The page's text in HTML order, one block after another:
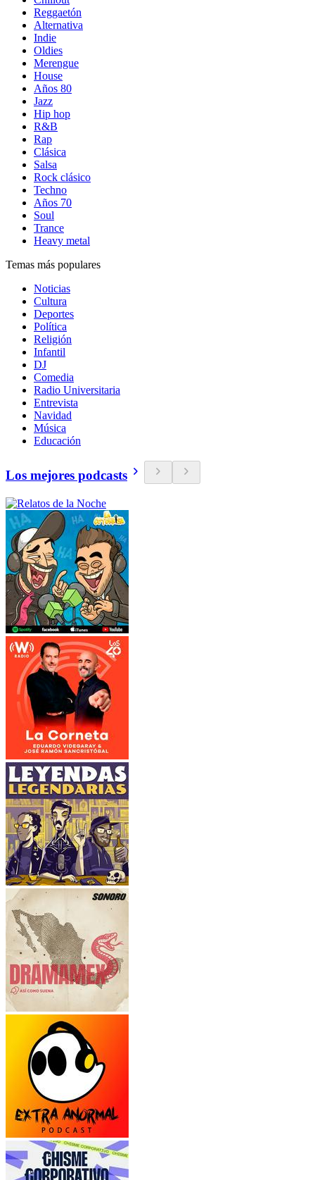
Reggaetón
Alternativa
Indie
Oldies
Merengue
House
Años 80
Jazz
Hip hop
R&B
Rap
Clásica
Salsa
Rock clásico
Techno
Años 70
Soul
Trance
Heavy metal
Temas más populares
Noticias
Cultura
Deportes
Política
Religión
Infantil
DJ
Comedia
Radio Universitaria
Entrevista
Navidad
Música
Educación
Los mejores podcasts